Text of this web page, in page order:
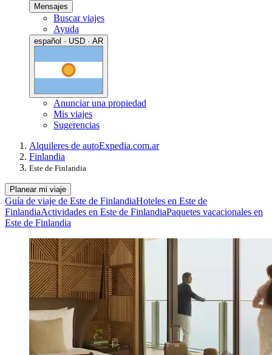
Mensajes
Buscar viajes
Ayuda
español · USD · AR
Anunciar una propiedad
Mis viajes
Sugerencias
Alquileres de autoExpedia.com.ar
Finlandia
Este de Finlandia
Planear mi viaje
Guía de viaje de Este de FinlandiaHoteles en Este de
FinlandiaActividades en Este de FinlandiaPaquetes vacacionales en
Este de Finlandia